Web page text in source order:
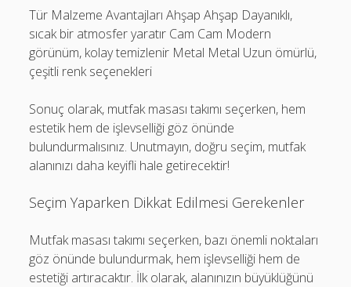
Tür Malzeme Avantajları Ahşap Ahşap Dayanıklı,
sıcak bir atmosfer yaratır Cam Cam Modern
görünüm, kolay temizlenir Metal Metal Uzun ömürlü,
çeşitli renk seçenekleri
Sonuç olarak, mutfak masası takımı seçerken, hem
estetik hem de işlevselliği göz önünde
bulundurmalısınız. Unutmayın, doğru seçim, mutfak
alanınızı daha keyifli hale getirecektir!
Seçim Yaparken Dikkat Edilmesi Gerekenler
Mutfak masası takımı seçerken, bazı önemli noktaları
göz önünde bulundurmak, hem işlevselliği hem de
estetiği artıracaktır. İlk olarak, alanınızın büyüklüğünü